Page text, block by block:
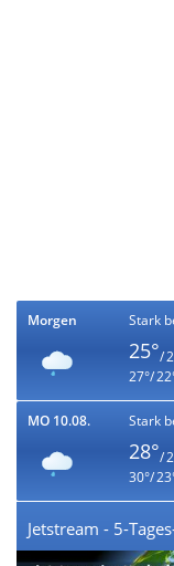
Morgen Stark
25°/
27°/
MO 10.08. Stark
28°/
30°/
Jetstream - 5-